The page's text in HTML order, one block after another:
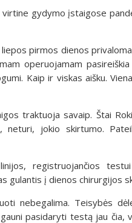
gydymo įstaigose
pirmos dienos
operuojamam
Kaip ir viskas aišku.
traktuoja savaip. Štai
jokio skirtumo.
registruojančios
gulantis į dienos chirurgijos
nebegalima. Teisybės
pasidaryti testą jau čia,